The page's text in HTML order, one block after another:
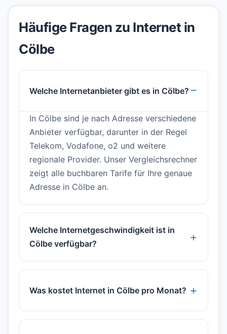
Häufige Fragen zu Internet in
Cölbe
Welche Internetanbieter gibt es in Cölbe?
In Cölbe sind je nach Adresse verschiedene
Anbieter verfügbar, darunter in der Regel
Telekom, Vodafone, o2 und weitere
regionale Provider. Unser Vergleichsrechner
zeigt alle buchbaren Tarife für Ihre genaue
Adresse in Cölbe an.
Welche Internetgeschwindigkeit ist in
Cölbe verfügbar?
Was kostet Internet in Cölbe pro Monat?